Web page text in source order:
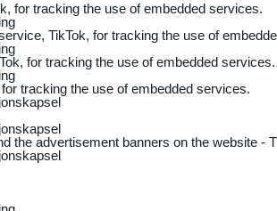
for tracking the use of embedded services.
TikTok, for tracking the use of
for tracking the use of embedded services.
tracking the use of embedded services.
the advertisement banners on the website